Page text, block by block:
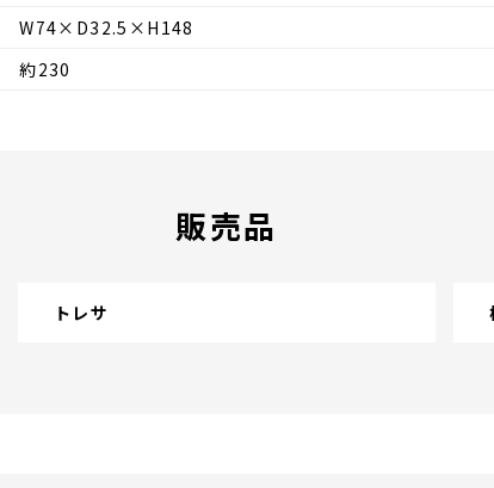
W74×D32.5×H148
約230
販売品
トレサ